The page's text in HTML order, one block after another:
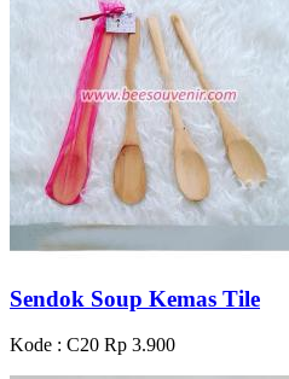
Sendok Soup Kemas Tile
Kode : C20 Rp 3.900